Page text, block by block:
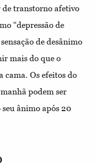
de transtorno afetivo
“depressão de
de desânimo
mais do que o
cama. Os efeitos do
podem ser
seu ânimo após 20